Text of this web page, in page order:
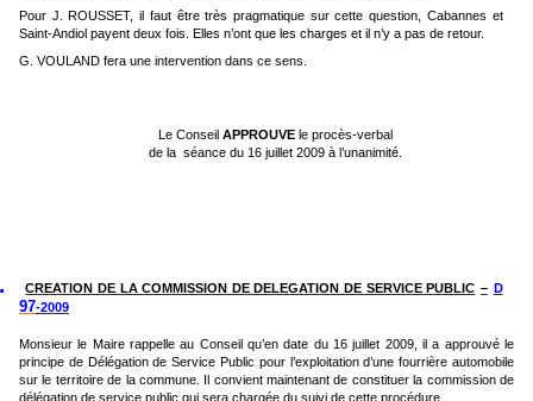
Pour J. ROUSSET, il faut être très pragmatique sur cette question, Cabannes et
Saint-Andiol payent deux fois. Elles n’ont que les charges et il n’y a pas de retour.
G. VOULAND fera une intervention dans ce sens.
Le Conseil APPROUVEle procès-verbal
de la séance du 16 juillet 2009 à l’unanimité.
CREATION DE LA COMMISSION DE DELEGATION DE SERVICE PUBLIC – D
97-2009
Monsieur le Maire rappelle au Conseil qu’en date du 16 juillet 2009, il a approuvé le
principe de Délégation de Service Public pour l’exploitation d’une fourrière automobile
sur le territoire de la commune. Il convient maintenant de constituer la commission de
délégation de service public qui sera chargée du suivi de cette procédure.